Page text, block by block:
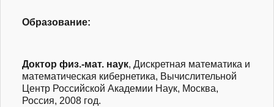
Образование:
Доктор физ.-мат. наук, Дискретная математика и
математическая кибернетика, Вычислительной
Центр Российской Академии Наук, Москва,
Россия, 2008 год.